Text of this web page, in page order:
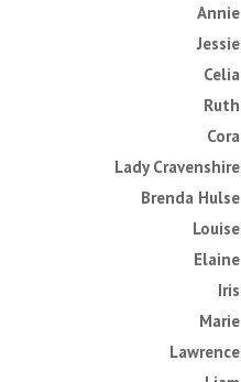
Annie
Jessie
Celia
Ruth
Cora
Lady Cravenshire
Brenda Hulse
Louise
Elaine
Iris
Marie
Lawrence